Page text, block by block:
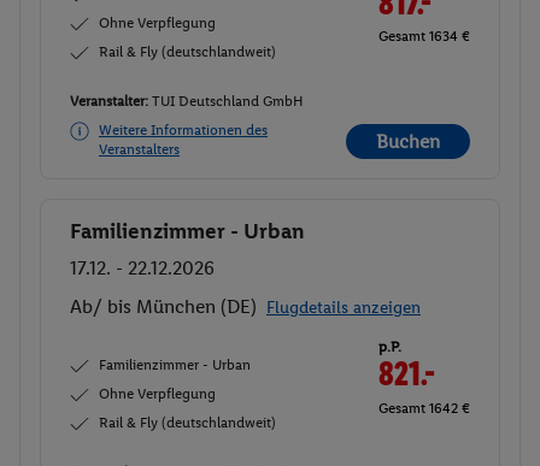
Ohne Verpflegung
Rail & Fly (deutschlandweit)
Gesamt 1634 €
Veranstalter: TUI Deutschland GmbH
Weitere Informationen des
Veranstalters
Buchen
Buchen
Familienzimmer - Urban
17.12. - 22.12.2026
Ab/ bis München (DE) Flugdetails anzeigen
Familienzimmer - Urban
Ohne Verpflegung
Rail & Fly (deutschlandweit)
p.P.
821.-
Gesamt 1642 €